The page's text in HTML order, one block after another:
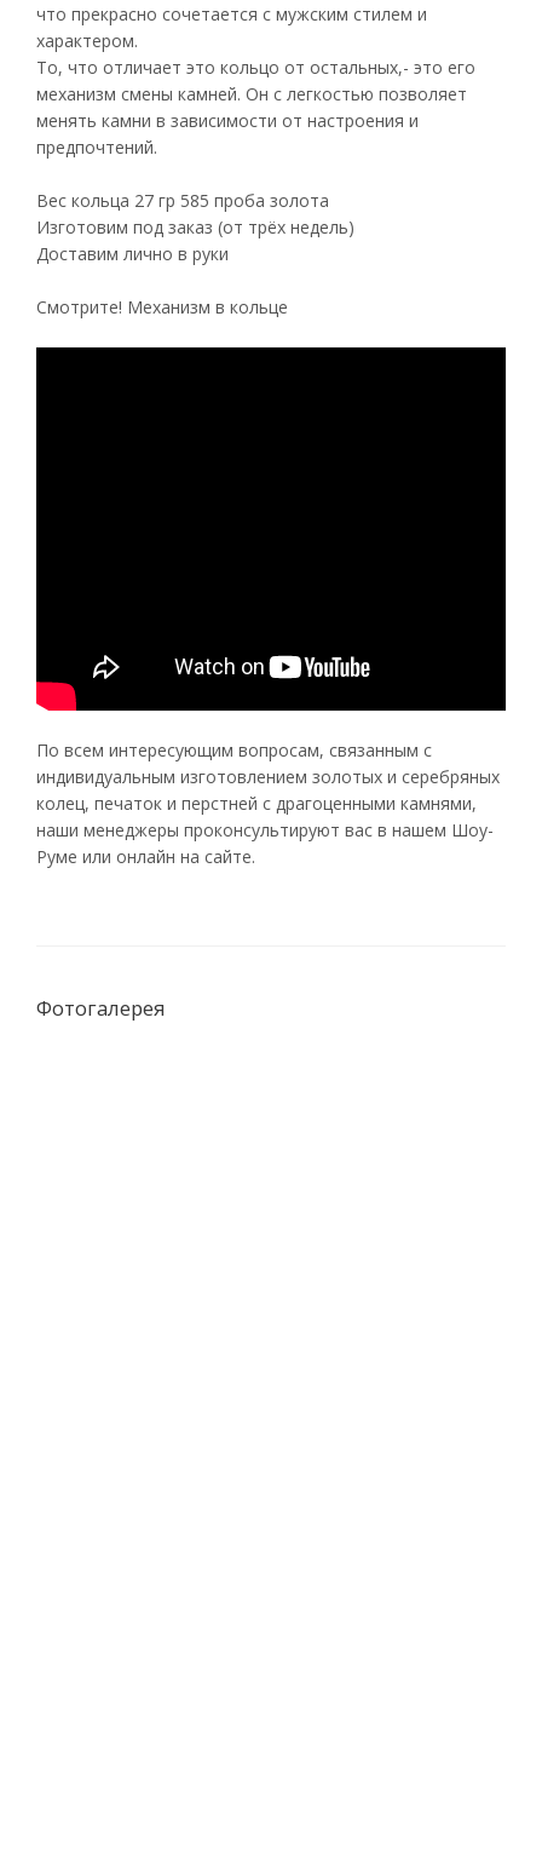
что прекрасно сочетается с мужским стилем и
характером.
То, что отличает это кольцо от остальных,- это его
механизм смены камней. Он с легкостью позволяет
менять камни в зависимости от настроения и
предпочтений.
Вес кольца 27 гр 585 проба золота
Изготовим под заказ (от трёх недель)
Доставим лично в руки
Смотрите! Механизм в кольце
По всем интересующим вопросам, связанным с
индивидуальным изготовлением золотых и серебряных
колец, печаток и перстней с драгоценными камнями,
наши менеджеры проконсультируют вас в нашем Шоу-
Руме или онлайн на сайте.
Фотогалерея